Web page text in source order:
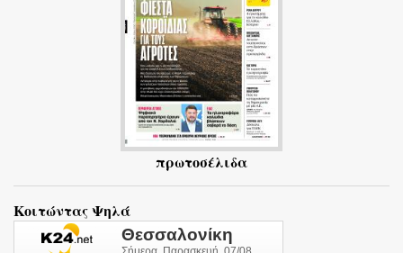
πρωτοσέλιδα
Κοιτώντας Ψηλά